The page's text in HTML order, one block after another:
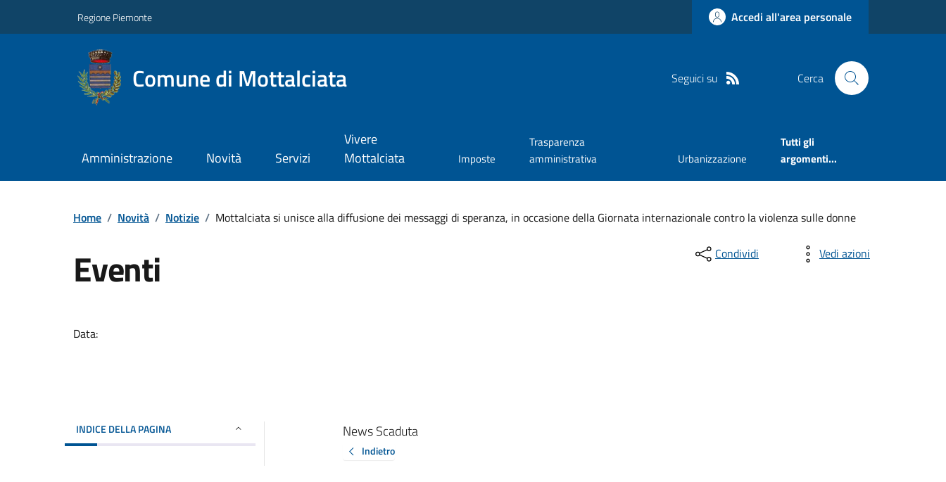
Regione Piemonte Accedi all'area personale
Comune di Mottalciata Seguici su Cerca
Amministrazione Novità Servizi
Vivere
Mottalciata
Imposte
Trasparenza
amministrativa
Urbanizzazione
Tutti gli
argomenti...
Home / Novità / Notizie / Mottalciata si unisce alla diffusione dei messaggi di speranza, in occasione della Giornata internazionale contro la violenza sulle donne
Eventi
Data:
Condividi Vedi azioni
INDICE DELLA PAGINA News Scaduta
Indietro